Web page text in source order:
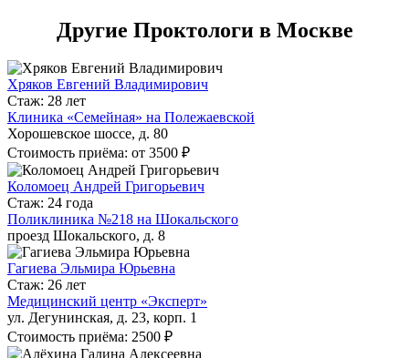
Другие Проктологи в Москве
Хряков Евгений Владимирович
Стаж: 28 лет
Клиника «Семейная» на Полежаевской
Хорошевское шоссе, д. 80
Стоимость приёма: от 3500 ₽
Коломоец Андрей Григорьевич
Стаж: 24 года
Поликлиника №218 на Шокальского
проезд Шокальского, д. 8
Гагиева Эльмира Юрьевна
Стаж: 26 лет
Медицинский центр «Эксперт»
ул. Дегунинская, д. 23, корп. 1
Стоимость приёма: 2500 ₽